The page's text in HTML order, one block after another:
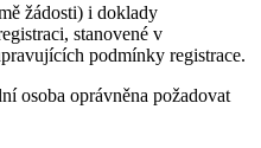
žádosti) i doklady
stanovené v
podmínky registrace.
osoba oprávněna požadovat